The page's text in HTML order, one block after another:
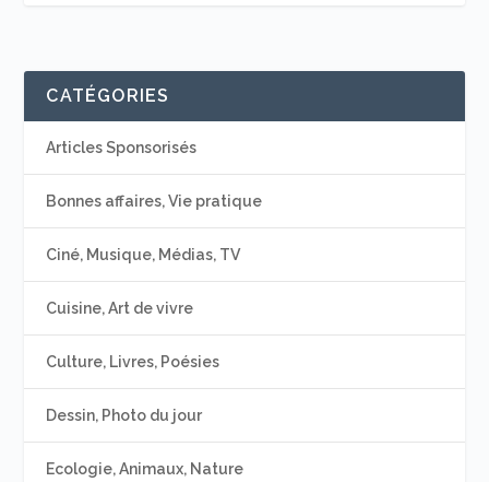
CATÉGORIES
Articles Sponsorisés
Bonnes affaires, Vie pratique
Ciné, Musique, Médias, TV
Cuisine, Art de vivre
Culture, Livres, Poésies
Dessin, Photo du jour
Ecologie, Animaux, Nature